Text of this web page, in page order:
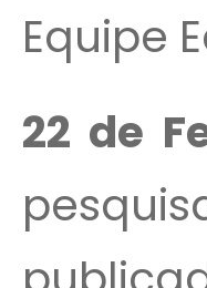
Equipe
22 de